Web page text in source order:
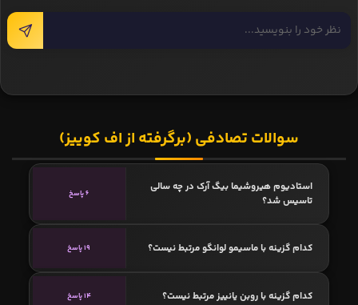
سوالات تصادفی (برگرفته از اف کوییز)
استادیوم هیروشیما بیگ آرک در چه سالی
تاسیس شد؟
6 پاسخ
کدام گزینه با ماسیمو لوانگو مرتبط نیست؟ 19 پاسخ
کدام گزینه با روبن یانییز مرتبط نیست؟ 14 پاسخ